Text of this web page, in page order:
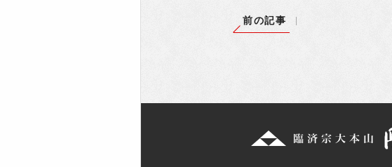
前の記事